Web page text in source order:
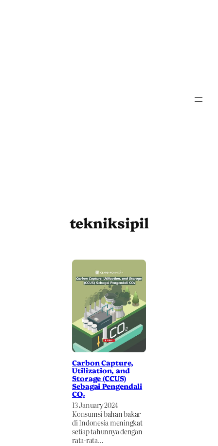
tekniksipil
Carbon Capture,
Utilization, and
Storage (CCUS)
Sebagai Pengendali
CO₂
13 January 2024
Konsumsi bahan bakar
di Indonesia meningkat
setiap tahunnya dengan
rata-rata…